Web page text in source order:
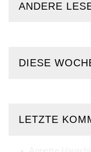
ANDERE
DIESE
LETZTE